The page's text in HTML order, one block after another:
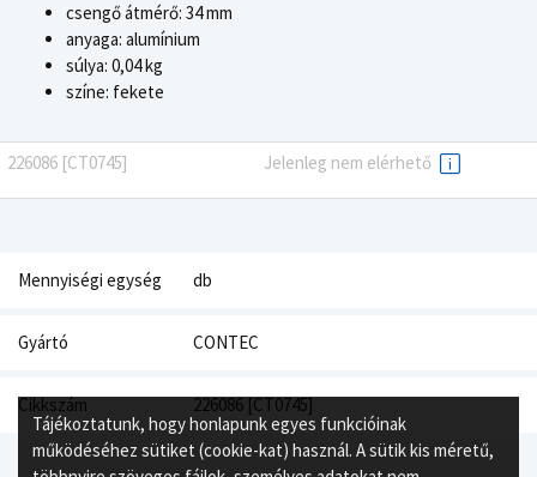
csengő átmérő: 34 mm
anyaga: alumínium
súlya: 0,04 kg
színe: fekete
226086 [CT0745] Jelenleg nem elérhető
Mennyiségi egység db
Gyártó CONTEC
Cikkszám
226086 [CT0745]
Tájékoztatunk, hogy honlapunk egyes funkcióinak
működéséhez sütiket (cookie-kat) használ. A sütik kis méretű,